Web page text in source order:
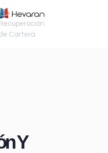
Cartera
Y